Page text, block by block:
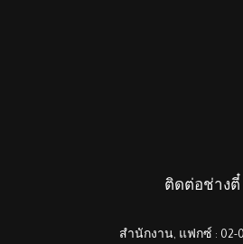
ติดต่อช่างตี๋
สำนักงาน, แฟกซ์ : 02-